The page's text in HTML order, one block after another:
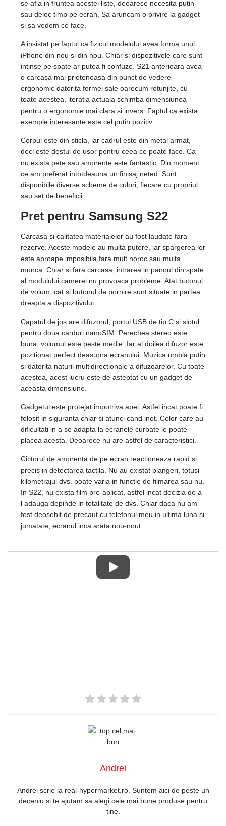
se afla in fruntea acestei liste, deoarece necesita putin
sau deloc timp pe ecran. Sa aruncam o privire la gadget
si sa vedem ce face.
A insistat pe faptul ca fizicul modelului avea forma unui
iPhone din nou si din nou. Chiar si dispozitivele care sunt
intinse pe spate ar putea fi confuze. S21 anterioara avea
o carcasa mai prietenoasa din punct de vedere
ergonomic datorita formei sale oarecum rotunjite, cu
toate acestea, iteratia actuala schimba dimensiunea
pentru o ergonomie mai clara si invers. Faptul ca exista
exemple interesante este cel putin pozitiv.
Corpul este din sticla, iar cadrul este din metal armat,
deci este destul de usor pentru ceea ce poate face. Ca
nu exista pete sau amprente este fantastic. Din moment
ce am preferat intotdeauna un finisaj neted. Sunt
disponibile diverse scheme de culori, fiecare cu propriul
sau set de beneficii.
Pret pentru Samsung S22
Carcasa si calitatea materialelor au fost laudate fara
rezerve. Aceste modele au multa putere, iar spargerea lor
este aproape imposibila fara mult noroc sau multa
munca. Chiar si fara carcasa, intrarea in panoul din spate
al modulului camerei nu provoaca probleme. Atat butonul
de volum, cat si butonul de pornire sunt situate in partea
dreapta a dispozitivului.
Capatul de jos are difuzorul, portul USB de tip C si slotul
pentru doua carduri nanoSIM. Perechea stereo este
buna, volumul este peste medie. Iar al doilea difuzor este
pozitionat perfect deasupra ecranului. Muzica umbla putin
si datorita naturii multidirectionale a difuzoarelor. Cu toate
acestea, acest lucru este de asteptat cu un gadget de
aceasta dimensiune.
Gadgetul este protejat impotriva apei. Astfel incat poate fi
folosit in siguranta chiar si atunci cand inot. Celor care au
dificultati in a se adapta la ecranele curbate le poate
placea acesta. Deoarece nu are astfel de caracteristici.
Cititorul de amprenta de pe ecran reactioneaza rapid si
precis in detectarea tactila. Nu au existat plangeri, totusi
kilometrajul dvs. poate varia in functie de filmarea sau nu.
In S22, nu exista film pre-aplicat, astfel incat decizia de a-
l adauga depinde in totalitate de dvs. Chiar daca nu am
fost deosebit de precaut cu telefonul meu in ultima luna si
jumatate, ecranul inca arata nou-nout.
Andrei
Andrei scrie la real-hypermarket.ro. Suntem aici de peste un
deceniu si te ajutam sa alegi cele mai bune produse pentru
tine.